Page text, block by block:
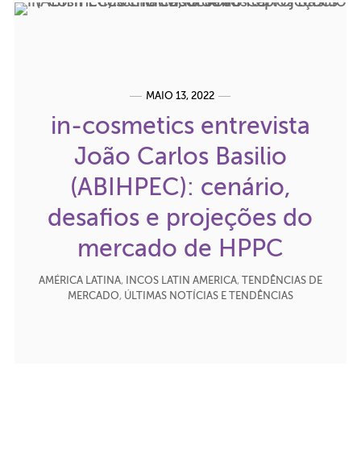
MAIO 13, 2022
in-cosmetics entrevista
João Carlos Basilio
(ABIHPEC): cenário,
desafios e projeções do
mercado de HPPC
AMÉRICA LATINA, INCOS LATIN AMERICA,
TENDÊNCIAS DE
MERCADO, ÚLTIMAS NOTÍCIAS E TENDÊNCIAS